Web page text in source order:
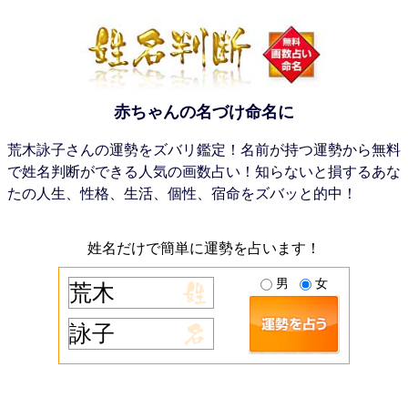
赤ちゃんの名づけ命名に
荒木詠子さんの運勢をズバリ鑑定！名前が持つ運勢から無料
で姓名判断ができる人気の画数占い！知らないと損するあな
たの人生、性格、生活、個性、宿命をズバッと的中！
姓名だけで簡単に運勢を占います！
男 女